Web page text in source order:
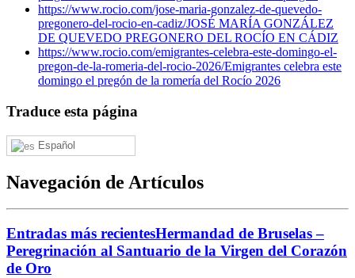
https://www.rocio.com/jose-maria-gonzalez-de-quevedo-
pregonero-del-rocio-en-cadiz/JOSÉ MARÍA GONZÁLEZ
DE QUEVEDO PREGONERO DEL ROCÍO EN CÁDIZ
https://www.rocio.com/emigrantes-celebra-este-domingo-el-
pregon-de-la-romeria-del-rocio-2026/Emigrantes celebra este
domingo el pregón de la romería del Rocío 2026
Traduce esta página
Español
Navegación de Artículos
Entradas más recientesHermandad de Bruselas –
Peregrinación al Santuario de la Virgen del Corazón
de Oro